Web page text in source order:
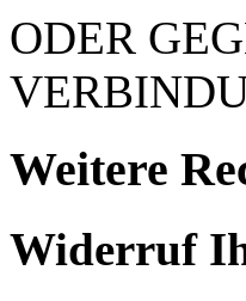
ODER
Weitere
Widerruf